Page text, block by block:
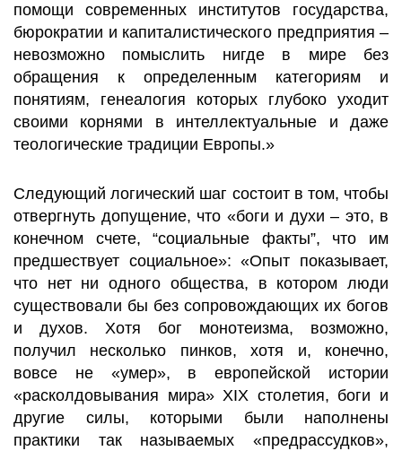
помощи современных институтов государства,
бюрократии и капиталистического предприятия –
невозможно помыслить нигде в мире без
обращения к определенным категориям и
понятиям, генеалогия которых глубоко уходит
своими корнями в интеллектуальные и даже
теологические традиции Европы.»
Следующий логический шаг состоит в том, чтобы
отвергнуть допущение, что «боги и духи – это, в
конечном счете, “социальные факты”, что им
предшествует социальное»: «Опыт показывает,
что нет ни одного общества, в котором люди
существовали бы без сопровождающих их богов
и духов. Хотя бог монотеизма, возможно,
получил несколько пинков, хотя и, конечно,
вовсе не «умер», в европейской истории
«расколдовывания мира» XIX столетия, боги и
другие силы, которыми были наполнены
практики так называемых «предрассудков»,